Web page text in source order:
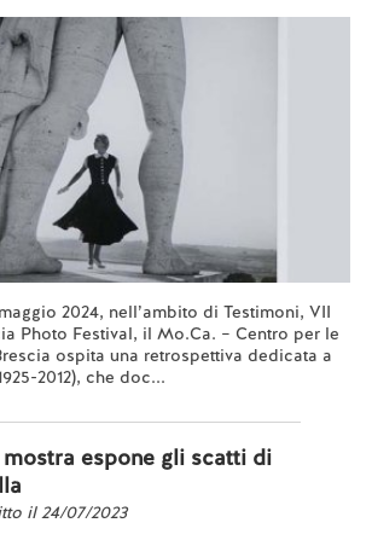
2024, nell’ambito di Testimoni, VII
Photo Festival, il Mo.Ca. – Centro per le
ospita una retrospettiva dedicata a
2012), che doc...
espone gli scatti di
il 24/07/2023